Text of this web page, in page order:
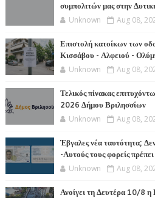
συμπολιτών μας στην
Unknown Aug 08,
Επιστολή κατοίκων των
Κισσάβου - Αλφειού -
Unknown Aug 08,
Τελικός πίνακας
2026 Δήμου Βριλησσίων
Unknown Aug 08,
Έβγαλες νέα ταυτότητα;
-Αυτούς τους φορείς
Unknown Aug 08,
Ανοίγει τη Δευτέρα 10/8